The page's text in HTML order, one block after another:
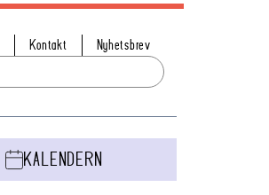
Kontakt Nyhetsbrev
KALENDERN